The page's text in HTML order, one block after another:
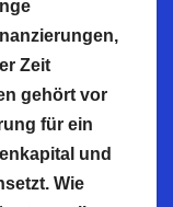
Zeit
gehört vor
für ein
und
Wie